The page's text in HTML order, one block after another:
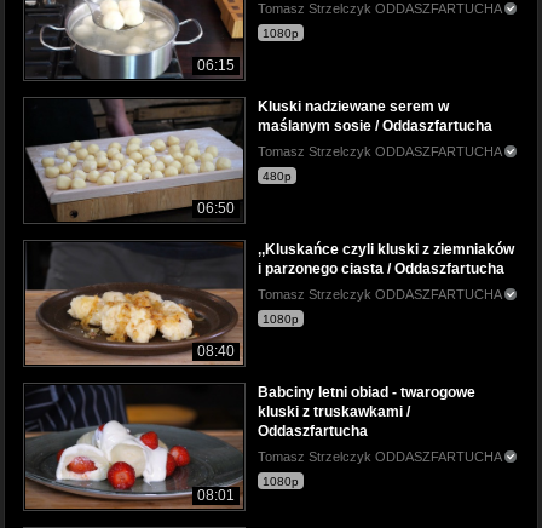
06:15
Tomasz Strzelczyk ODDASZFARTUCHA
1080p
06:50
Kluski nadziewane serem w
maślanym sosie / Oddaszfartucha
Tomasz Strzelczyk ODDASZFARTUCHA
480p
08:40
,,Kluskańce czyli kluski z ziemniaków
i parzonego ciasta / Oddaszfartucha
Tomasz Strzelczyk ODDASZFARTUCHA
1080p
08:01
Babciny letni obiad - twarogowe
kluski z truskawkami /
Oddaszfartucha
Tomasz Strzelczyk ODDASZFARTUCHA
1080p